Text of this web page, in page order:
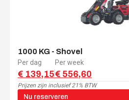
1000 KG - Shovel
Per dag
€ 139,15
Per week
€ 556,60
Prijzen zijn inclusief 21% BTW
Nu reserveren